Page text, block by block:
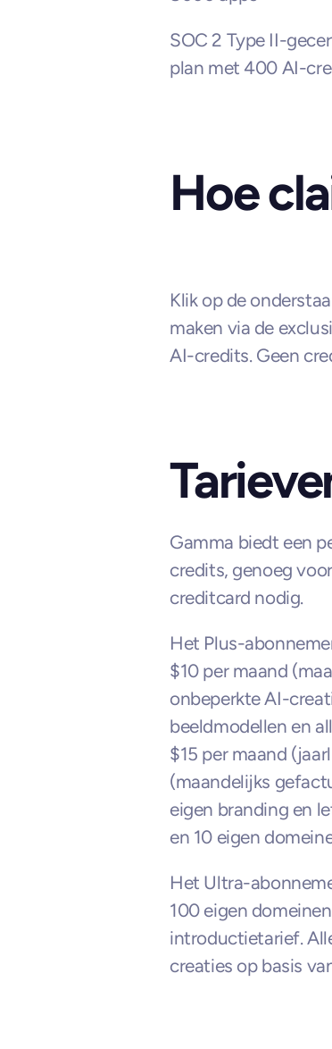
SOC 2 Type II-
plan met 400 AI-
Hoe
Klik op de
maken via de
AI-credits. Geen
Gamma biedt een
credits, genoeg
creditcard nodig.
Het Plus-
$10 per maand
onbeperkte AI-
beeldmodellen en
$15 per maand
(maandelijks
eigen branding en
en 10 eigen
Het Ultra-
100 eigen
introductietarief.
creaties op basis